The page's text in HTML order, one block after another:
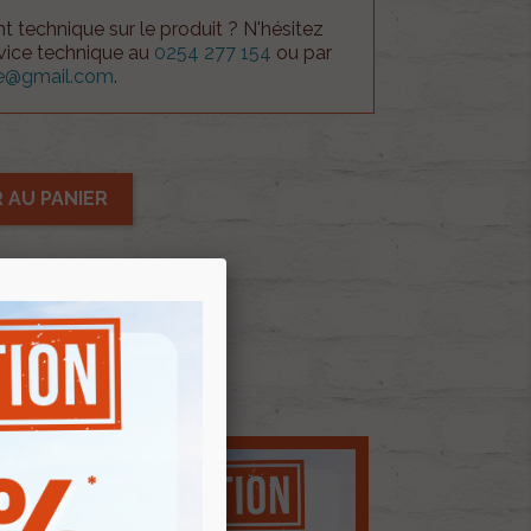
technique sur le produit ? N'hésitez
technique au 0254 277 154 ou par
.
AU PANIER
D'ENVIES